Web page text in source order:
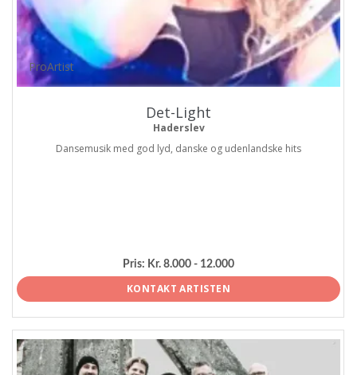
ProArtist
Det-Light
Haderslev
Dansemusik med god lyd, danske og udenlandske hits
Pris: Kr. 8.000 - 12.000
KONTAKT ARTISTEN